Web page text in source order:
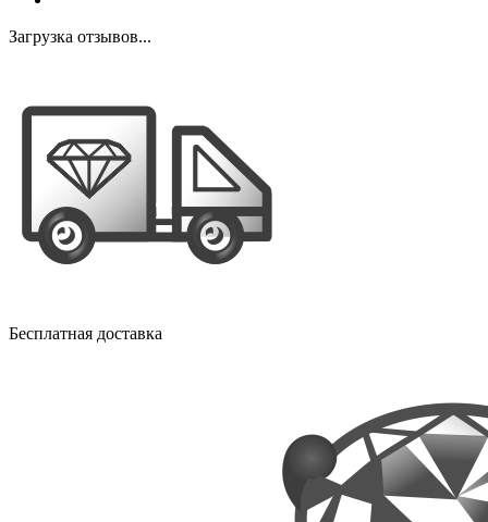
Загрузка отзывов...
Бесплатная доставка